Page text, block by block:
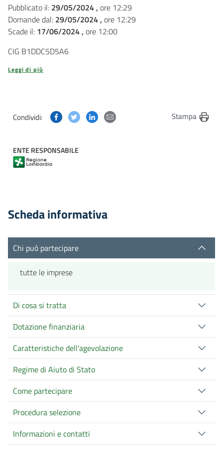
Pubblicato il: 29/05/2024 , ore 12:29
Domande dal: 29/05/2024 , ore 12:29
Scade il: 17/06/2024 , ore 12:00
CIG B1DDC5D5A6
Leggi di più
Condividi: Condividi questa pagina su Facebook
Condividi questa pagina su Twitter
Condividi questa pagina su Linkedin
Condividi questa pagina via
Stampa
ENTE RESPONSABILE
Scheda informativa
Chi può partecipare
tutte le imprese
Di cosa si tratta
Dotazione finanziaria
Caratteristiche dell'agevolazione
Regime di Aiuto di Stato
Come partecipare
Procedura selezione
Informazioni e contatti